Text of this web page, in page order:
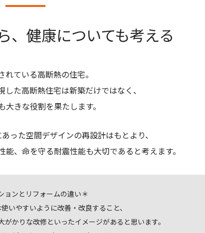
健康についても考える
れている高断熱の住宅。
た高断熱住宅は新築だけではなく、
大きな役割を果たします。
った空間デザインの再設計はもとより、
、命を守る耐震性能も大切であると考えます。
ョンとリフォームの違い＊
いやすいように改善・改良すること、
かりな改修といったイメージがあると思います。